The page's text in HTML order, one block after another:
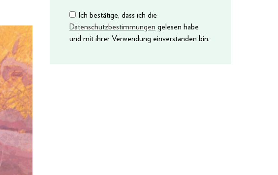
Ich bestätige, dass ich die
Datenschutzbestimmungen gelesen habe
und mit ihrer Verwendung einverstanden bin.